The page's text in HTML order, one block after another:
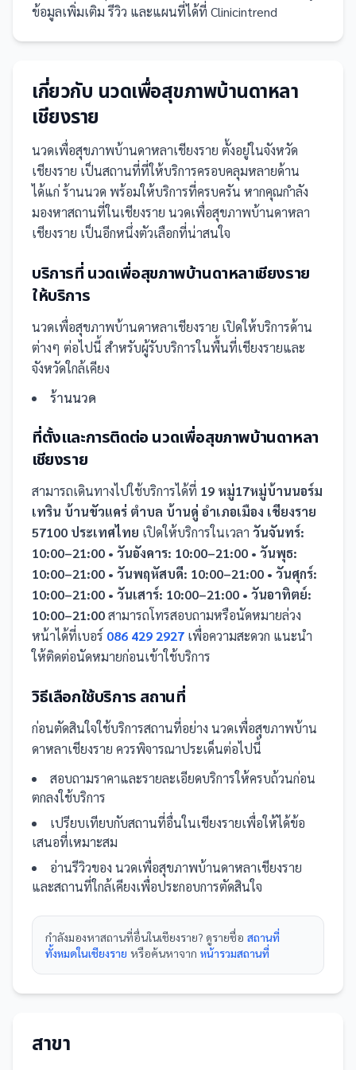
ข้อมูลเพิ่มเติม รีวิว และแผนที่ได้ที่ Clinicintrend
เกี่ยวกับ นวดเพื่อสุขภาพบ้านดาหลา
เชียงราย
นวดเพื่อสุขภาพบ้านดาหลาเชียงราย ตั้งอยู่ในจังหวัด
เชียงราย เป็นสถานที่ที่ให้บริการครอบคลุมหลายด้าน
ได้แก่ ร้านนวด พร้อมให้บริการที่ครบครัน หากคุณกำลัง
มองหาสถานที่ในเชียงราย นวดเพื่อสุขภาพบ้านดาหลา
เชียงราย เป็นอีกหนึ่งตัวเลือกที่น่าสนใจ
บริการที่ นวดเพื่อสุขภาพบ้านดาหลาเชียงราย
ให้บริการ
นวดเพื่อสุขภาพบ้านดาหลาเชียงราย เปิดให้บริการด้าน
ต่างๆ ต่อไปนี้ สำหรับผู้รับบริการในพื้นที่เชียงรายและ
จังหวัดใกล้เคียง
ร้านนวด
ที่ตั้งและการติดต่อ นวดเพื่อสุขภาพบ้านดาหลา
เชียงราย
สามารถเดินทางไปใช้บริการได้ที่ 19 หมู่17หมู่บ้านนอร์ม
เทริน บ้านขัวแคร่ ตำบล บ้านดู่ อำเภอเมือง เชียงราย
57100 ประเทศไทย เปิดให้บริการในเวลา วันจันทร์:
10:00–21:00 • วันอังคาร: 10:00–21:00 • วันพุธ:
10:00–21:00 • วันพฤหัสบดี: 10:00–21:00 • วันศุกร์:
10:00–21:00 • วันเสาร์: 10:00–21:00 • วันอาทิตย์:
10:00–21:00สามารถโทรสอบถามหรือนัดหมายล่วง
หน้าได้ที่เบอร์ 086 429 2927 เพื่อความสะดวก แนะนำ
ให้ติดต่อนัดหมายก่อนเข้าใช้บริการ
วิธีเลือกใช้บริการ สถานที่
ก่อนตัดสินใจใช้บริการสถานที่อย่าง นวดเพื่อสุขภาพบ้าน
ดาหลาเชียงราย ควรพิจารณาประเด็นต่อไปนี้
สอบถามราคาและรายละเอียดบริการให้ครบถ้วนก่อน
ตกลงใช้บริการ
เปรียบเทียบกับสถานที่อื่นในเชียงรายเพื่อให้ได้ข้อ
เสนอที่เหมาะสม
อ่านรีวิวของ นวดเพื่อสุขภาพบ้านดาหลาเชียงราย
และสถานที่ใกล้เคียงเพื่อประกอบการตัดสินใจ
กำลังมองหาสถานที่อื่นในเชียงราย? ดูรายชื่อ สถานที่
ทั้งหมดในเชียงราย หรือค้นหาจาก หน้ารวมสถานที่
สาขา